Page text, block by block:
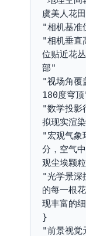
虞美人花
"相机基
"相机垂
位贴近花
部"
"视场角
180度穹
"数学投
拟现实渲
"宏观气
分，空气
观尘埃颗
"光学景
的每一根
现丰富的
}
"前景视